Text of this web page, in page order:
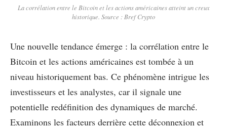
La corrélation entre le Bitcoin et les actions américaines atteint un creux
historique. Source : Bref Crypto
Une nouvelle tendance émerge : la corrélation entre le
Bitcoin et les actions américaines est tombée à un
niveau historiquement bas. Ce phénomène intrigue les
investisseurs et les analystes, car il signale une
potentielle redéfinition des dynamiques de marché.
Examinons les facteurs derrière cette déconnexion et